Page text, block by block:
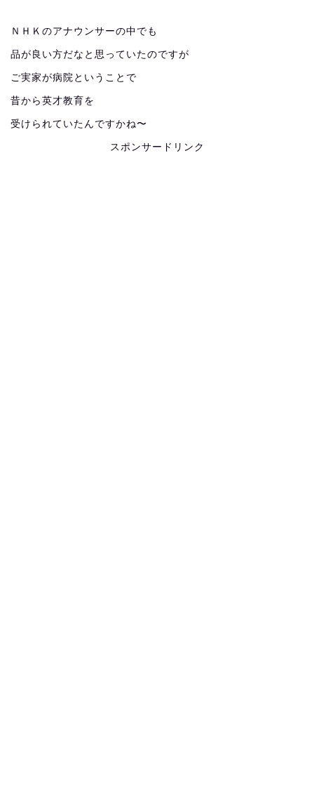
ＮＨＫのアナウンサーの中でも
品が良い方だなと思っていたのですが
ご実家が病院ということで
昔から英才教育を
受けられていたんですかね〜
スポンサードリンク